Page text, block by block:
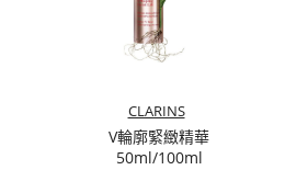
CLARINS
V輪廓緊緻精華
50ml/100ml